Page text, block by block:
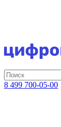
8 499 700-05-00